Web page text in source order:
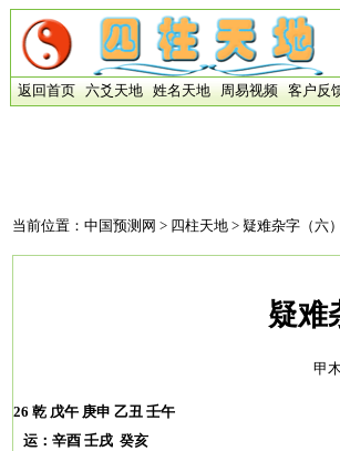
返回首页 六爻天地 姓名天地 周易视频 客户反
当前位置： 中国预测网 > 四柱天地 > 疑难杂字（六）
疑难
甲
26 乾 戊午 庚申 乙丑 壬午
运：辛酉 壬戌 癸亥